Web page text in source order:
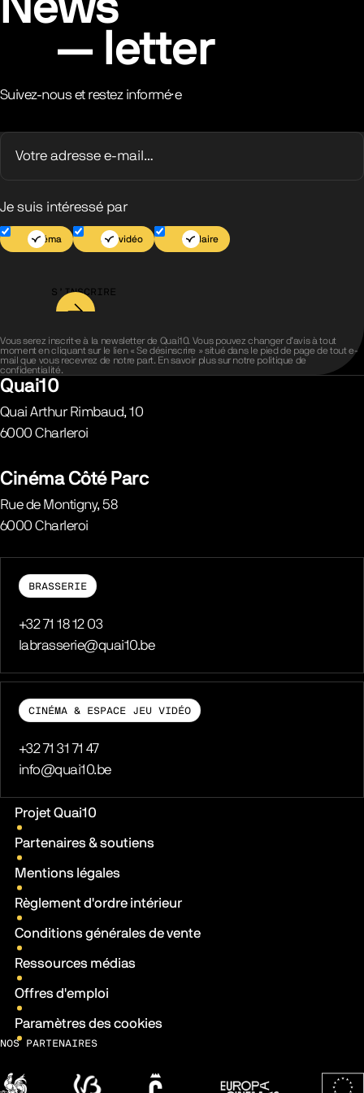
letter
Suivez-nous et restez informé·e
Je suis intéressé par
Cinéma Jeu vidéo Scolaire
S’INSCRIRE
Vous serez inscrit·e à la newsletter de Quai10. Vous pouvez changer d’avis à tout
moment en cliquant sur le lien « Se désinscrire » situé dans le pied de page de tout e-
mail que vous recevrez de notre part. En savoir plus sur notre politique de
confidentialité.
Quai10
Quai Arthur Rimbaud, 10
6000 Charleroi
Cinéma Côté Parc
Rue de Montigny, 58
6000 Charleroi
BRASSERIE
Téléphone
+32 71 18 12 03
E-mail
labrasserie@quai10.be
CINÉMA & ESPACE JEU VIDÉO
Téléphone
+32 71 31 71 47
E-mail
info@quai10.be
Liens pratiques
Projet Quai10
Partenaires & soutiens
Mentions légales
Règlement d'ordre intérieur
Conditions générales de vente
Ressources médias
Offres d'emploi
Paramètres des cookies
NOS PARTENAIRES
Wallonie Fédération Wallonie-Bruxelles
Ville de CharleroiEuropa Cinemas